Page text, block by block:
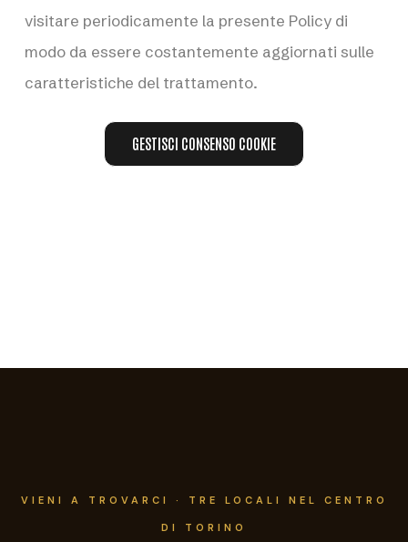
visitare periodicamente la presente Policy di
modo da essere costantemente aggiornati sulle
caratteristiche del trattamento.
GESTISCI CONSENSO COOKIE
VIENI A TROVARCI · TRE LOCALI NEL CENTRO
DI TORINO